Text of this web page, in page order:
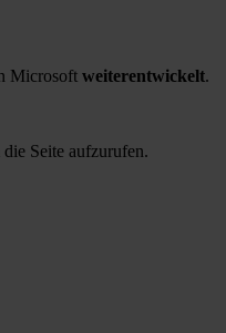
Microsoft weiterentwickelt.
die Seite aufzurufen.